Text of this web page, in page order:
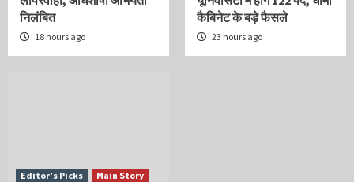
निलंबित
18 hours ago
कैबिनेट के बड़े फैसले
23 hours ago
Editor’s Picks
Main Story